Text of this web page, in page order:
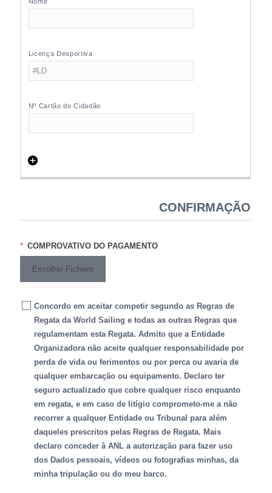
CONFIRMAÇÃO
COMPROVATIVO DO PAGAMENTO
Escolher Ficheiro
Concordo em aceitar competir segundo as Regras de
Regata da World Sailing e todas as outras Regras que
regulamentam esta Regata. Admito que a Entidade
Organizadora não aceite qualquer responsabilidade por
perda de vida ou ferimentos ou por perca ou avaria de
qualquer embarcação ou equipamento. Declaro ter
seguro actualizado que cobre qualquer risco enquanto
em regata, e em caso de litígio comprometo-me a não
recorrer a qualquer Entidade ou Tribunal para além
daqueles prescritos pelas Regras de Regata. Mais
declaro conceder à ANL a autorização para fazer uso
dos Dados pessoais, vídeos ou fotografias minhas, da
minha tripulação ou do meu barco.